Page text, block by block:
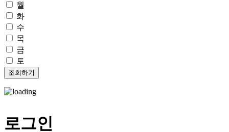
월
화
수
목
금
토
로그인